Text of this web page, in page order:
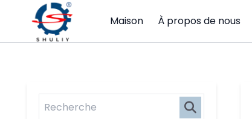
Maison À propos de nous